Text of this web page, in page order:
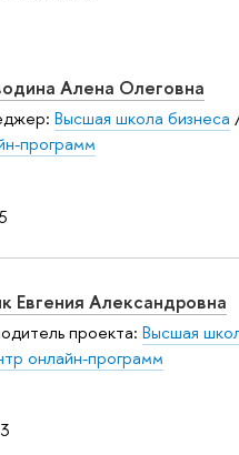
Алена Олеговна
Высшая школа бизнеса
программ
Евгения Александровна
проекта: Высшая
онлайн-программ